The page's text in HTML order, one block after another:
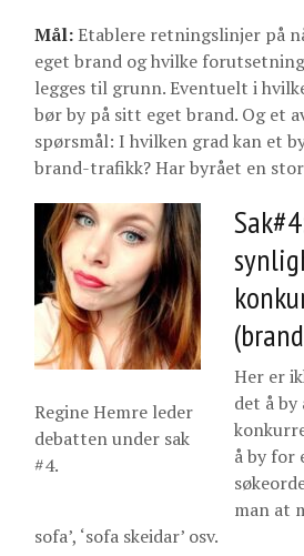
Mål:Etablere retningslinjer på
eget brand og hvilke
legges til grunn. Eventuelt i
bør by på sitt eget brand. Og et
spørsmål: I hvilken grad kan et
brand-trafikk? Har byrået en
Regine Hemre leder
debatten under sak
#4.
Her er
det å
å by for
man at
sofa’, ‘sofa skeidar’ osv.